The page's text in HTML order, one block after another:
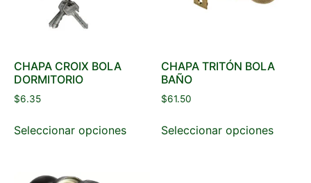
CHAPA CROIX BOLA
DORMITORIO
$6.35
Seleccionar opciones
CHAPA TRITÓN BOLA
BAÑO
$61.50
Seleccionar opciones